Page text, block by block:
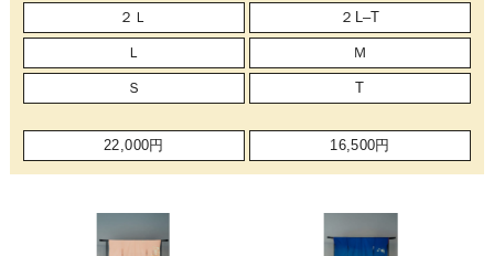
２Ｌ ２L–T
Ｌ Ｍ
Ｓ T
22,000円 16,500円